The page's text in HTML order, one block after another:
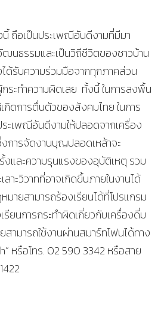
นี้ ถือเป็นประเพณีอันดีงามที่มีมา
ฒนธรรมและเป็นวิถีชีวิตของชาวบ้าน
รับความร่วมมือจากทุกภาคส่วน
ระทำความผิดเลย ทั้งนี้ ในการลงพื้น
กิดการตื่นตัวของสังคมไทย ในการ
ะเพณีอันดีงามให้ปลอดจากเครื่อง
ารจัดงานบุญปลอดเหล้าจะ
งและความรุนแรงของอุบัติเหตุ รวม
ลาะวิวาทที่อาจเกิดขึ้นภายในงานได้
ายสามารถร้องเรียนได้ที่โปรแกรม
ยนการกระทำผิดเกี่ยวกับเครื่องดื่ม
ามารถใช้งานผ่านสมาร์ทโฟนได้ทาง
หรือโทร. 02 590 3342 หรือสาย